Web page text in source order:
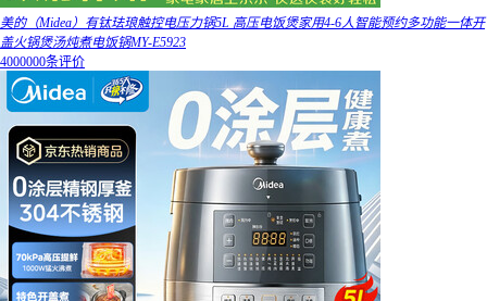
美的（Midea）有钛珐琅触控电压力锅5L 高压电饭煲家用4-6人智能预约多功能一体开
盖火锅煲汤炖煮电饭锅MY-E5923
4000000条评价